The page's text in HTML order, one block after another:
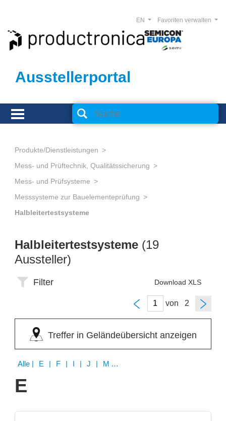
Ausstellerportal
Favoriten verwalten
EN
Produkte/Dienstleistungen
Mess- und Prüftechnik, Qualitätssicherung
Mess- und Prüfsysteme
Messsysteme zur Bauelementeprüfung
Halbleitertestsysteme
Halbleitertestsysteme (19
Aussteller)
Filter Download XLS
von
Treffer in Geländeübersicht anzeigen
Alle | E | F | I | J | M | N | P | S | T | U | V
E